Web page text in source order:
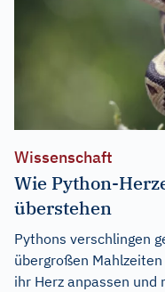
Wissenschaft
Wie Python-
überstehen
Pythons verschlingen
übergroßen
ihr Herz anpassen und